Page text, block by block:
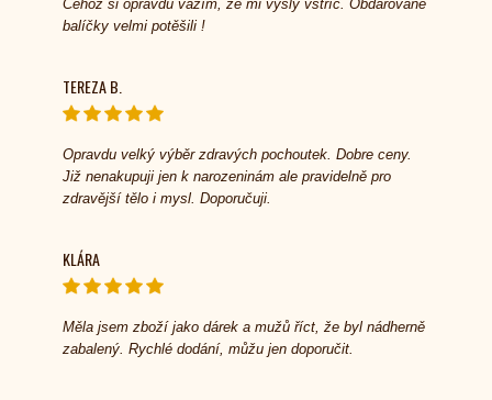
Čehož si opravdu vážím, že mi vyšly vstříc. Obdarované
balíčky velmi potěšili !
TEREZA B.
Opravdu velký výběr zdravých pochoutek. Dobre ceny.
Již nenakupuji jen k narozeninám ale pravidelně pro
zdravější tělo i mysl. Doporučuji.
KLÁRA
Měla jsem zboží jako dárek a mužů říct, že byl nádherně
zabalený. Rychlé dodání, můžu jen doporučit.